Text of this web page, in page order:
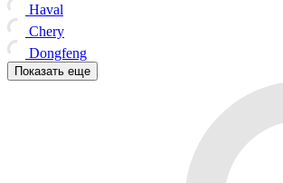
Haval
Chery
Dongfeng
Показать еще